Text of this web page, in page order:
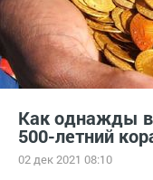
Как однажды в
500-летний
02 дек 2021 08:10